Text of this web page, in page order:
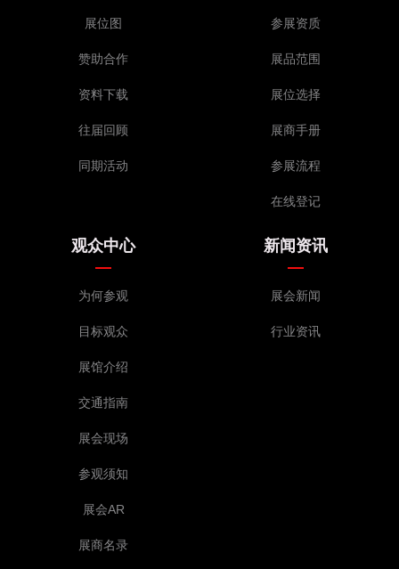
展位图
赞助合作
资料下载
往届回顾
同期活动
参展资质
展品范围
展位选择
展商手册
参展流程
在线登记
观众中心
为何参观
目标观众
展馆介绍
交通指南
展会现场
参观须知
展会AR
展商名录
新闻资讯
展会新闻
行业资讯